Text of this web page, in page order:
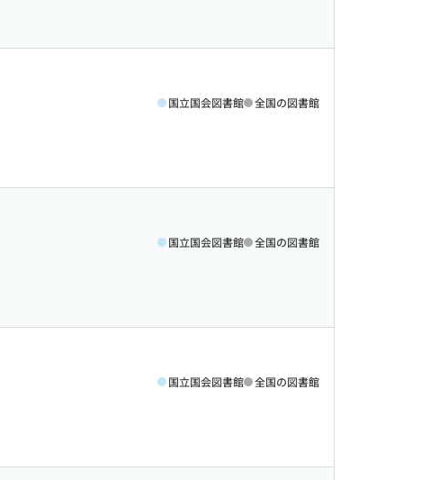
国立国会図書館 全国の図書館
国立国会図書館 全国の図書館
国立国会図書館 全国の図書館